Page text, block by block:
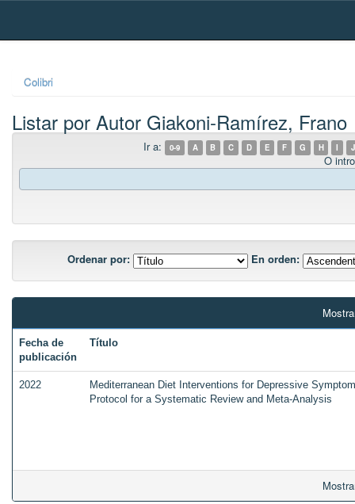
Skip
Colibri
Listar por Autor Giakoni-Ramírez, Frano
Ir a: 0-9 A B C D E F G H I J
O
Ordenar por: En orden:
Fecha de
publicación
Título
2022
Mediterranean Diet Interventions for Depressive
Protocol for a Systematic Review and Meta-Analysis